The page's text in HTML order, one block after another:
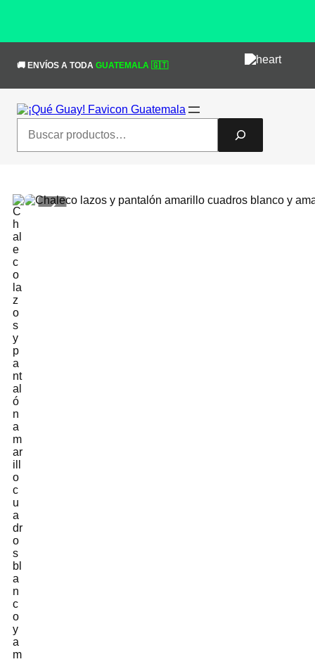
🚚 ENVÍOS A TODA GUATEMALA 🇬🇹